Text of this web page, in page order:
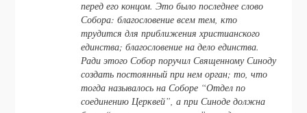
перед его концом. Это было последнее слово
Собора: благословение всем тем, кто
трудится для приближения христианского
единства; благословение на дело единства.
Ради этого Собор поручил Священному Синоду
создать постоянный при нем орган; то, что
тогда называлось на Соборе “Отдел по
соединению Церквей”, а при Синоде должна